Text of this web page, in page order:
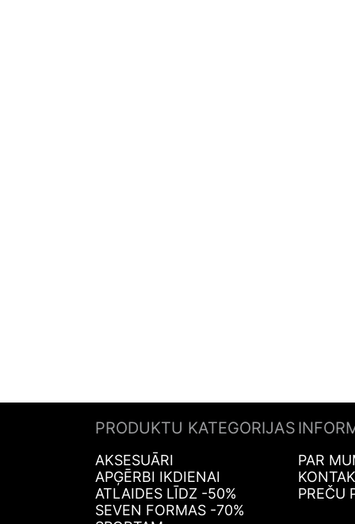
PRODUKTU KATEGORIJAS
AKSESUĀRI
APĢĒRBI IKDIENAI
ATLAIDES LĪDZ -50%
SEVEN FORMAS -70%
PAR
PREČU